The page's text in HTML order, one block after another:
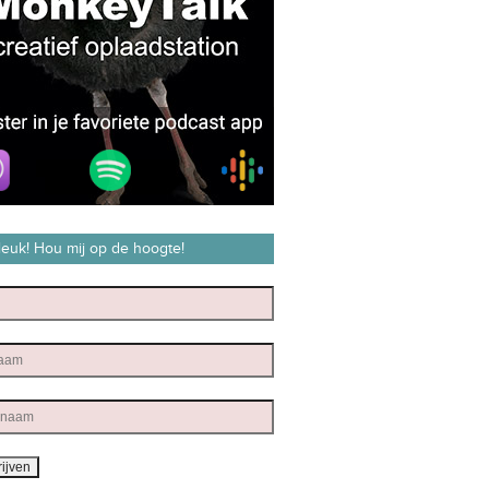
Hou mij op de hoogte!